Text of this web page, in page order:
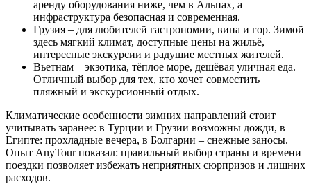
аренду оборудования ниже, чем в Альпах, а
инфраструктура безопасная и современная.
Грузия – для любителей гастрономии, вина и гор. Зимой
здесь мягкий климат, доступные цены на жильё,
интересные экскурсии и радушие местных жителей.
Вьетнам – экзотика, тёплое море, дешёвая уличная еда.
Отличный выбор для тех, кто хочет совместить
пляжный и экскурсионный отдых.
Климатические особенности зимних направлений стоит
учитывать заранее: в Турции и Грузии возможны дожди, в
Египте: прохладные вечера, в Болгарии – снежные заносы.
Опыт AnyTour показал: правильный выбор страны и времени
поездки позволяет избежать неприятных сюрпризов и лишних
расходов.